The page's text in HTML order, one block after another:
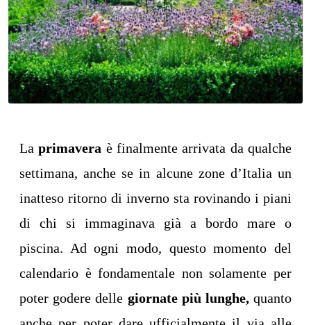
Laprimavera è finalmente arrivata da qualche
settimana, anche se in alcune zone d’Italia un
inatteso ritorno di inverno sta rovinando i piani
di chi si immaginava già a bordo mare o
piscina. Ad ogni modo, questo momento del
calendario è fondamentale non solamente per
poter godere delle giornate più lunghe,quanto